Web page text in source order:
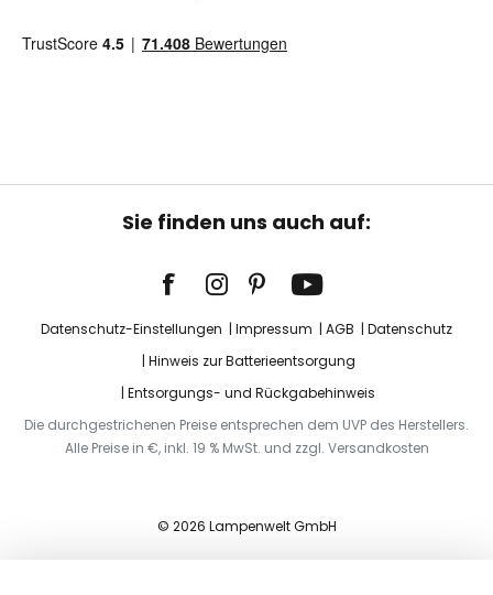
Sie finden uns auch auf:
Datenschutz-Einstellungen Impressum AGB
Datenschutz
Hinweis zur Batterieentsorgung
Entsorgungs- und Rückgabehinweis
Die durchgestrichenen Preise entsprechen dem UVP des Herstellers.
Alle Preise in €, inkl. 19 % MwSt. und zzgl. Versandkosten
© 2026 Lampenwelt GmbH